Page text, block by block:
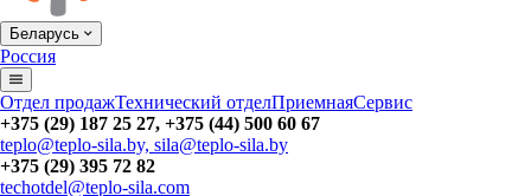
Беларусь
Россия
Отдел продажТехнический отделПриемнаяСервис
+375 (29) 187 25 27, +375 (44) 500 60 67
teplo@teplo-sila.by, sila@teplo-sila.by
+375 (29) 395 72 82
techotdel@teplo-sila.com